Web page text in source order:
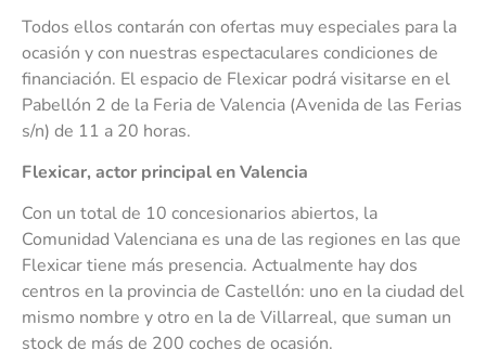
Todos ellos contarán con ofertas muy especiales para la
ocasión y con nuestras espectaculares condiciones de
financiación. El espacio de Flexicar podrá visitarse en el
Pabellón 2 de la Feria de Valencia (Avenida de las Ferias
s/n) de 11 a 20 horas.
Flexicar, actor principal en Valencia
Con un total de 10 concesionarios abiertos, la
Comunidad Valenciana es una de las regiones en las que
Flexicar tiene más presencia. Actualmente hay dos
centros en la provincia de Castellón: uno en la ciudad del
mismo nombre y otro en la de Villarreal, que suman un
stock de más de 200 coches de ocasión.